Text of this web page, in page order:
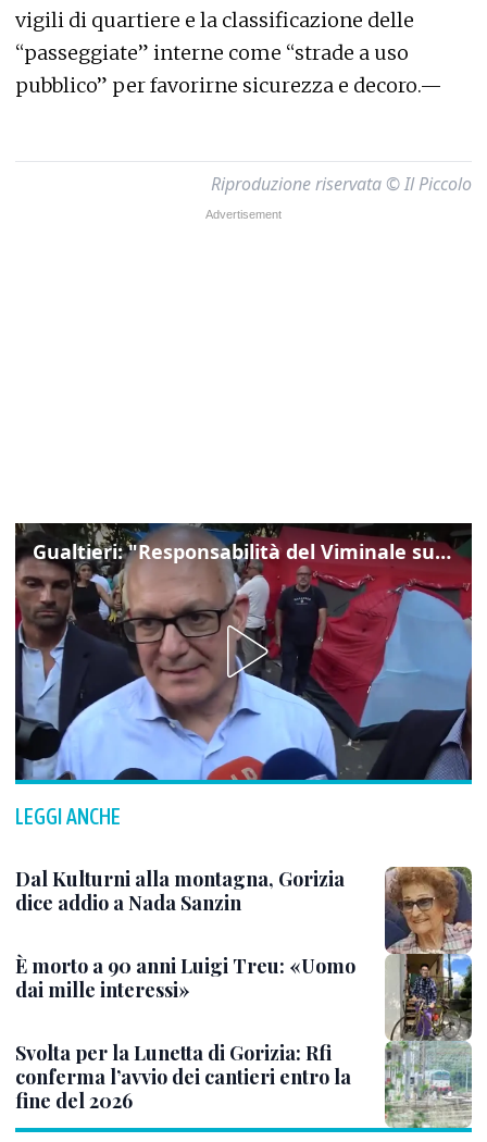
vigili di quartiere e la classificazione delle
“passeggiate” interne come “strade a uso
pubblico” per favorirne sicurezza e decoro.—
Riproduzione riservata © Il Piccolo
Gualtieri: "Responsabilità del Viminale su Spin Time? La posizione dei partiti è nota"
LEGGI ANCHE
Dal Kulturni alla montagna, Gorizia
dice addio a Nada Sanzin
È morto a 90 anni Luigi Treu: «Uomo
dai mille interessi»
Svolta per la Lunetta di Gorizia: Rfi
conferma l’avvio dei cantieri entro la
fine del 2026